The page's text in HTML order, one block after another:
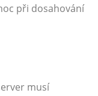
při dosahování
musí